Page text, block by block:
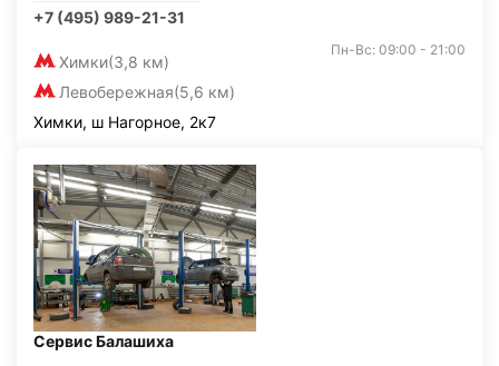
+7 (495) 989-21-31
Химки(3,8 км)
Левобережная(5,6 км)
Пн-Вс: 09:00 - 21:00
Химки, ш Нагорное, 2к7
Сервис Балашиха